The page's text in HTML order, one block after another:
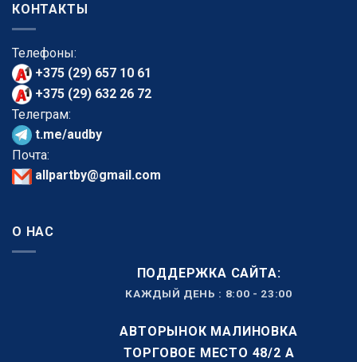
КОНТАКТЫ
Телефоны:
+375 (29) 657 10 61
+375 (29) 632 26 72
Телеграм:
t.me/audby
Почта:
allpartby@gmail.com
О НАС
ПОДДЕРЖКА САЙТА:
КАЖДЫЙ ДЕНЬ : 8:00 - 23:00
АВТОРЫНОК МАЛИНОВКА
ТОРГОВОЕ МЕСТО 48/2 А